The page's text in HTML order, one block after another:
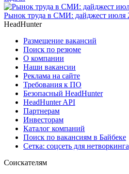
Рынок труда в СМИ: дайджест июля
HeadHunter
Размещение вакансий
Поиск по резюме
О компании
Наши вакансии
Реклама на сайте
Требования к ПО
Безопасный HeadHunter
HeadHunter API
Партнерам
Инвесторам
Каталог компаний
Поиск по вакансиям в Байбеке
Сетка: соцсеть для нетворкинга
Соискателям